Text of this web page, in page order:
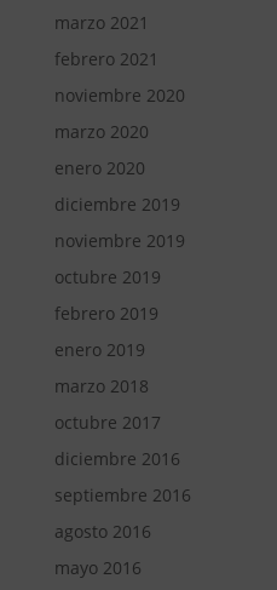
marzo 2021
febrero 2021
noviembre 2020
marzo 2020
enero 2020
diciembre 2019
noviembre 2019
octubre 2019
febrero 2019
enero 2019
marzo 2018
octubre 2017
diciembre 2016
septiembre 2016
agosto 2016
mayo 2016